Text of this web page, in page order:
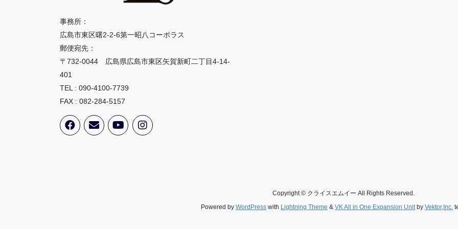
事務所：
広島市東区曙2-2-6第一昭八コーポラス
郵便宛先：
〒732-0044 広島県広島市東区矢賀新町二丁目4-14-
401
TEL : 090-4100-7739
FAX : 082-284-5157
Copyright © クライスエムイー All Rights Reserved.
Powered by WordPress with Lightning Theme & VK All in One Expansion Unit by Vektor,Inc.